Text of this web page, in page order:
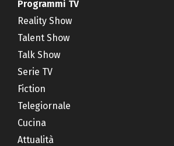
Programmi TV
Reality Show
Talent Show
Talk Show
Serie TV
Fiction
Telegiornale
Cucina
Attualità